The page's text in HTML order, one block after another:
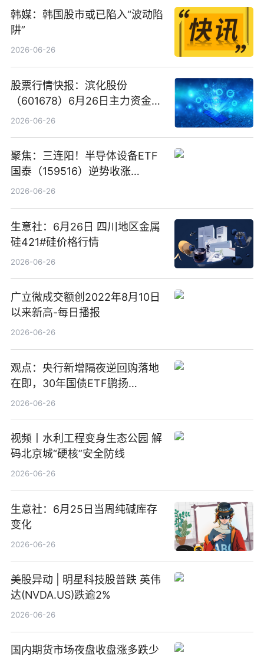
韩媒：韩国股市或已陷入“波动陷
阱”
2026-06-26
股票行情快报：滨化股份
（601678）6月26日主力资金净
卖出5964.34万元
2026-06-26
聚焦：三连阳！半导体设备ETF
国泰（159516）逆势收涨
3.5%，近10日累计净流入超65
2026-06-26
生意社：6月26日 四川地区金属
硅421#硅价格行情
2026-06-26
广立微成交额创2022年8月10日
以来新高-每日播报
2026-06-26
观点：央行新增隔夜逆回购落地
在即，30年国债ETF鹏扬
(511090) 盘中小幅上涨
2026-06-26
视频丨水利工程变身生态公园 解
码北京城“硬核”安全防线
2026-06-26
生意社：6月25日当周纯碱库存
变化
2026-06-26
美股异动 | 明星科技股普跌 英伟
达(NVDA.US)跌逾2%
2026-06-26
国内期货市场夜盘收盘涨多跌少